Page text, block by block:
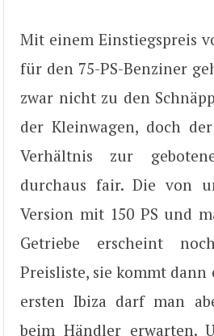
Mit einem Einstiegspreis
für den 75-PS-Benziner
zwar nicht zu den
der Kleinwagen, doch
Verhältnis zur
durchaus fair. Die von
Version mit 150 PS und
Getriebe erscheint
Preisliste, sie kommt dann
ersten Ibiza darf man
beim Händler erwarten.